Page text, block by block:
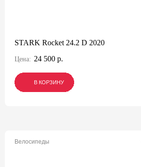
STARK Rocket 24.2 D 2020
Цена: 24 500 р.
В КОРЗИНУ
В КОРЗИНУ
В КОРЗИНУ
Велосипеды